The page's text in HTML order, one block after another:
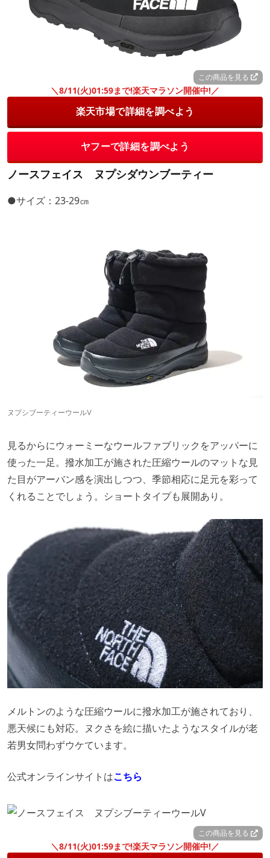
この商品を見る
＼8/11(火)01:59まで!楽天マラソン開催中!／
楽天市場で詳細を調べよう
ヤフーで詳細を調べよう
ノースフェイス ヌプシダウンブーティー
●サイズ：23-29㎝
ヌプシブーティーウールⅤ
見るからにウォーミーなウールファブリックをアッパーに
使った一足。撥水加工が施された圧縮ウールのマットな見
た目がアーバン感を演出しつつ、季節相応に足元を彩って
くれることでしょう。ショートタイプも展開あり。
メルトンのような圧縮ウールに撥水加工が施されており、
悪天候にも対応。ヌクさを絵に描いたようなスタイルが老
若男女問わずウケています。
公式オンラインサイトはこちら
この商品を見る
＼8/11(火)01:59まで!楽天マラソン開催中!／